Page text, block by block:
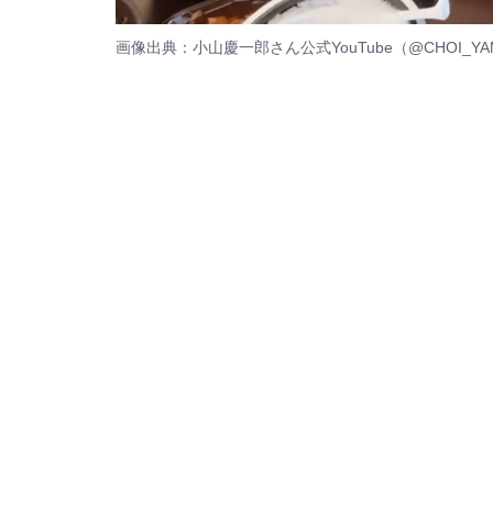
画像出典：小山慶一郎さん公式YouTube（